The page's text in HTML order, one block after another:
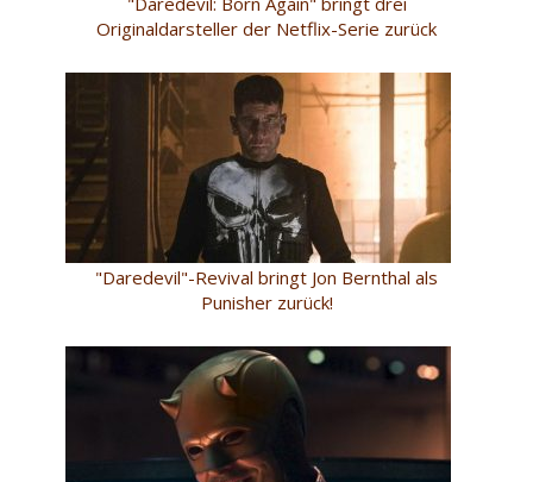
Originaldarsteller der Netflix-Serie zurück
"Daredevil"-Revival bringt Jon Bernthal als
Punisher zurück!